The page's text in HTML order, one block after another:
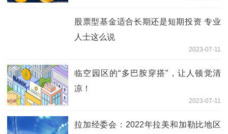
股票型基金适合长期还是短期投资 专业
人士这么说
2023-07-11
临空园区的“多巴胺穿搭”，让人顿觉清
凉！
2023-07-11
拉加经委会：2022年拉美和加勒比地区